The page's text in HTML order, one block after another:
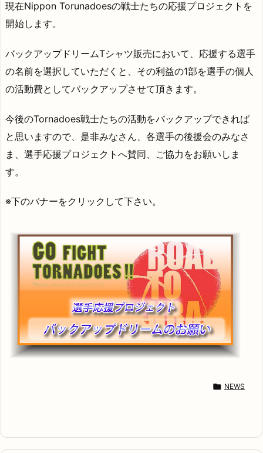
現在Nippon Torunadoesの戦士たちの応援プロジェクトを
開始します。
バックアップドリームTシャツ販売において、応援する選手
の名前を選択していただくと、その利益の1部を選手の個人
の活動費としてバックアップさせて頂きます。
今後のTornadoes戦士たちの活動をバックアップできれば
と思いますので、是非みなさん、各選手の後援会のみなさ
ま、選手応援プロジェクトへ賛同、ご協力をお願いしま
す。
※下のバナーをクリックして下さい。
 NEWS